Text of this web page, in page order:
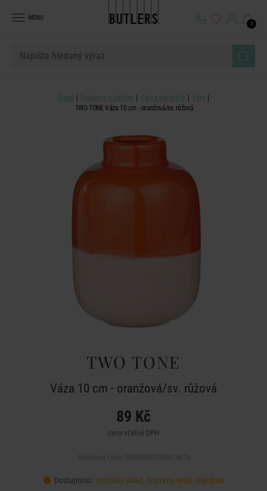
MENU
0
Domů Dekorace a doplňky Vázy a květináče
Vázy
TWO TONE Váza 10 cm - oranžová/sv. růžová
TWO TONE
Váza 10 cm - oranžová/sv. růžová
89 Kč
cena včetně DPH
Dostupnost: centrální sklad, doprava nelze objednat